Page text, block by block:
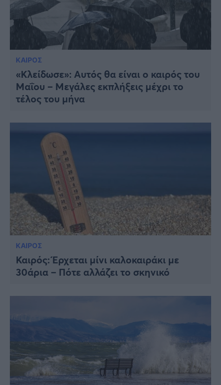
ΚΑΙΡΟΣ
«Κλείδωσε»: Αυτός θα είναι ο καιρός του
Μαΐου – Μεγάλες εκπλήξεις μέχρι το
τέλος του μήνα
ΚΑΙΡΟΣ
Καιρός: Έρχεται μίνι καλοκαιράκι με
30άρια – Πότε αλλάζει το σκηνικό